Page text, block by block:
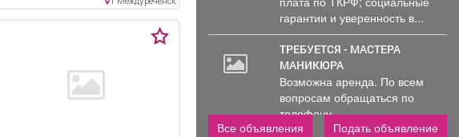
гарантии и уверенность в...
ТРЕБУЕТСЯ - МАСТЕРА
МАНИКЮРА
Возможна аренда. По всем
вопросам обращаться по
телефону..
Все объявления
Подать объявление